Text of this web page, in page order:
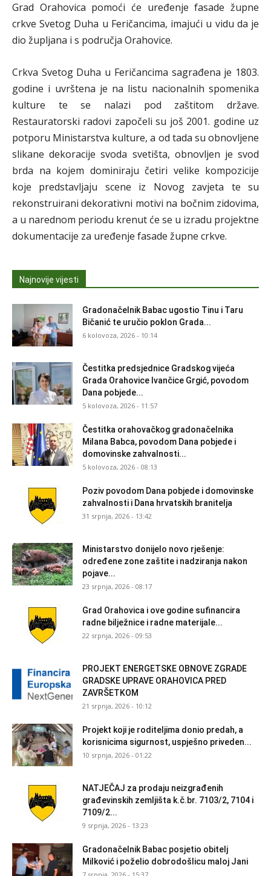
Grad Orahovica pomoći će uređenje fasade župne
crkve Svetog Duha u Feričancima, imajući u vidu da je
dio župljana i s područja Orahovice.
Crkva Svetog Duha u Feričancima sagrađena je 1803.
godine i uvrštena je na listu nacionalnih spomenika
kulture te se nalazi pod zaštitom države.
Restauratorski radovi započeli su još 2001. godine uz
potporu Ministarstva kulture, a od tada su obnovljene
slikane dekoracije svoda svetišta, obnovljen je svod
brda na kojem dominiraju četiri velike kompozicije
koje predstavljaju scene iz Novog zavjeta te su
rekonstruirani dekorativni motivi na bočnim zidovima,
a u narednom periodu krenut će se u izradu projektne
dokumentacije za uređenje fasade župne crkve.
Najnovije vijesti
Gradonačelnik Babac ugostio Tinu i Taru
Bičanić te uručio poklon Grada...
6 kolovoza, 2026 - 10:14
Čestitka predsjednice Gradskog vijeća
Grada Orahovice Ivančice Grgić, povodom
Dana pobjede...
5 kolovoza, 2026 - 11:57
Čestitka orahovačkog gradonačelnika
Milana Babca, povodom Dana pobjede i
domovinske zahvalnosti...
5 kolovoza, 2026 - 08:13
Poziv povodom Dana pobjede i domovinske
zahvalnosti i Dana hrvatskih branitelja
31 srpnja, 2026 - 13:42
Ministarstvo donijelo novo rješenje:
određene zone zaštite i nadziranja nakon
pojave...
23 srpnja, 2026 - 08:17
Grad Orahovica i ove godine sufinancira
radne bilježnice i radne materijale...
22 srpnja, 2026 - 09:53
PROJEKT ENERGETSKE OBNOVE ZGRADE
GRADSKE UPRAVE ORAHOVICA PRED
ZAVRŠETKOM
21 srpnja, 2026 - 10:12
Projekt koji je roditeljima donio predah, a
korisnicima sigurnost, uspješno priveden...
10 srpnja, 2026 - 01:22
NATJEČAJ za prodaju neizgrađenih
građevinskih zemljišta k.č.br. 7103/2, 7104 i
7109/2...
9 srpnja, 2026 - 13:23
Gradonačelnik Babac posjetio obitelj
Milković i poželio dobrodošlicu maloj Jani